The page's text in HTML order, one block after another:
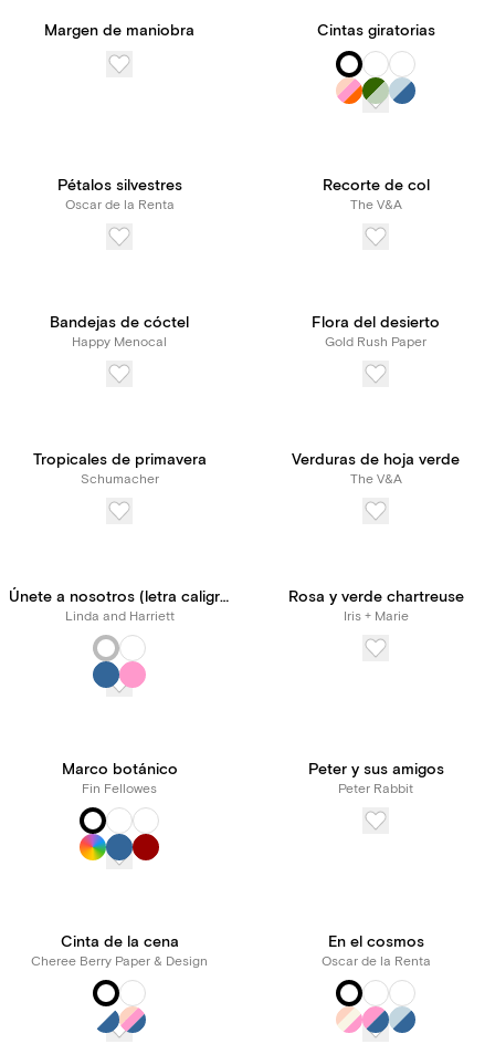
Margen de maniobra Cintas giratorias
Pétalos silvestres
Oscar de la Renta
Recorte de col
The V&A
Bandejas de cóctel
Happy Menocal
Flora del desierto
Gold Rush Paper
Tropicales de primavera
Schumacher
Verduras de hoja verde
The V&A
Únete a nosotros (letra caligráfica en acuarela)
Linda and Harriett
Rosa y verde chartreuse
Iris + Marie
Marco botánico
Fin Fellowes
Peter y sus amigos
Peter Rabbit
Cinta de la cena
Cheree Berry Paper & Design
En el cosmos
Oscar de la Renta